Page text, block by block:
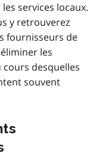
services locaux.
y retrouverez
fournisseurs de
les
desquelles
souvent